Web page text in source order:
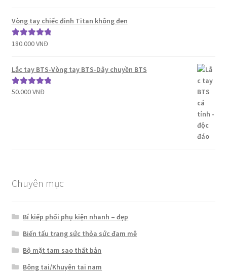
sao
Vòng tay chiếc đinh Titan không đen
Được xếp
sao
180.000VNĐ
Lắc tay BTS-Vòng tay BTS-Dây chuyền BTS
Được xếp
50.000VNĐ
Chuyên mục
Bí kiếp phối phụ kiện nhanh – đẹp
Biến tấu trang sức thỏa sức đam mê
Bộ mặt tam sao thất bản
Bông tai/Khuyên tai nam